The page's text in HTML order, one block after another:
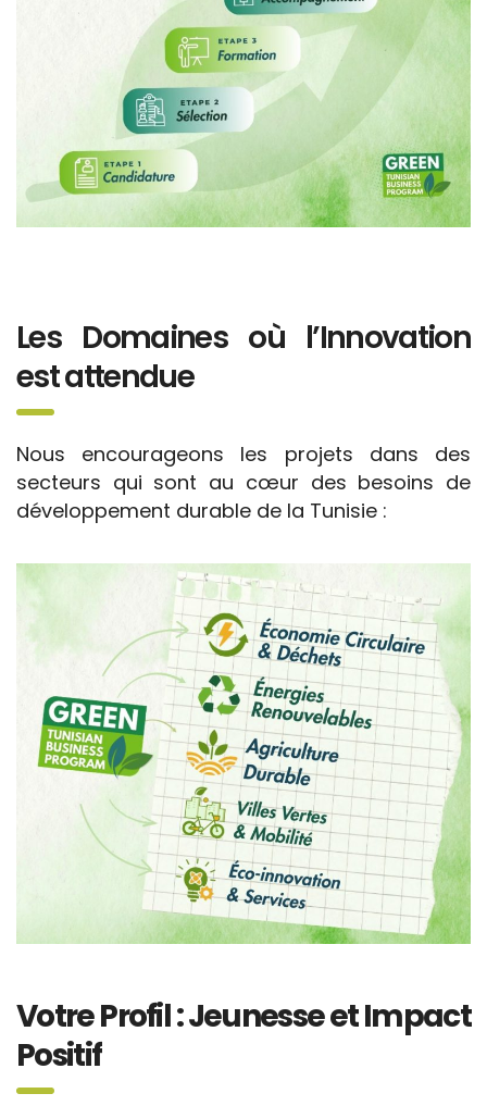
Les Domaines où l’Innovation
est attendue
Nous encourageons les projets dans des
secteurs qui sont au cœur des besoins de
développement durable de la Tunisie :
Votre Profil : Jeunesse et Impact
Positif